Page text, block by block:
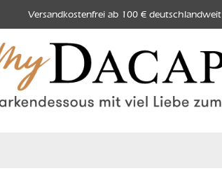
Versandkostenfrei ab 100 € deutschlandweit